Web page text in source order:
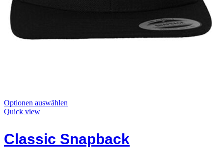
Optionen auswählen
die
auf
Quick view
Classic Snapback